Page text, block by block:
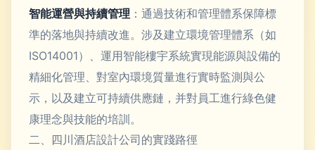
智能運營與持續管理 ：通過技術和管理體系保障標
準的落地與持續改進。涉及建立環境管理體系（如
ISO14001）、運用智能樓宇系統實現能源與設備的
精細化管理、對室內環境質量進行實時監測與公
示，以及建立可持續供應鏈，并對員工進行綠色健
康理念與技能的培訓。
二、四川酒店設計公司的實踐路徑